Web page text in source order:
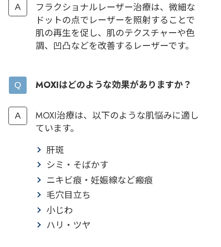
フラクショナルレーザー治療は、微細な
ドットの点でレーザーを照射することで
肌の再生を促し、肌のテクスチャーや色
調、凹凸などを改善するレーザーです。
MOXIはどのような効果がありますか？
MOXI治療は、以下のような肌悩みに適し
ています。
肝斑
シミ・そばかす
ニキビ痕・妊娠線など瘢痕
毛穴目立ち
小じわ
ハリ・ツヤ